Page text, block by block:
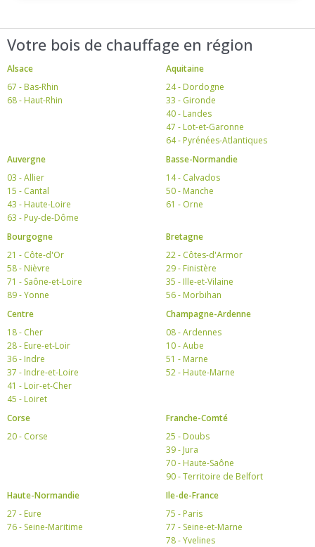
Votre bois de chauffage en région
Alsace
67 - Bas-Rhin
68 - Haut-Rhin
Aquitaine
24 - Dordogne
33 - Gironde
40 - Landes
47 - Lot-et-Garonne
64 - Pyrénées-Atlantiques
Auvergne
03 - Allier
15 - Cantal
43 - Haute-Loire
63 - Puy-de-Dôme
Basse-Normandie
14 - Calvados
50 - Manche
61 - Orne
Bourgogne
21 - Côte-d'Or
58 - Nièvre
71 - Saône-et-Loire
89 - Yonne
Bretagne
22 - Côtes-d'Armor
29 - Finistère
35 - Ille-et-Vilaine
56 - Morbihan
Centre
18 - Cher
28 - Eure-et-Loir
36 - Indre
37 - Indre-et-Loire
41 - Loir-et-Cher
45 - Loiret
Champagne-Ardenne
08 - Ardennes
10 - Aube
51 - Marne
52 - Haute-Marne
Corse
20 - Corse
Franche-Comté
25 - Doubs
39 - Jura
70 - Haute-Saône
90 - Territoire de Belfort
Haute-Normandie
27 - Eure
76 - Seine-Maritime
Ile-de-France
75 - Paris
77 - Seine-et-Marne
78 - Yvelines